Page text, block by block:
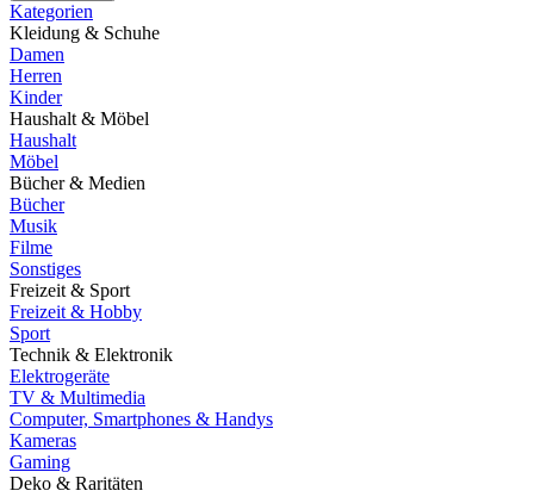
Kategorien
Kleidung & Schuhe
Damen
Herren
Kinder
Haushalt & Möbel
Haushalt
Möbel
Bücher & Medien
Bücher
Musik
Filme
Sonstiges
Freizeit & Sport
Freizeit & Hobby
Sport
Technik & Elektronik
Elektrogeräte
TV & Multimedia
Computer, Smartphones & Handys
Kameras
Gaming
Deko & Raritäten